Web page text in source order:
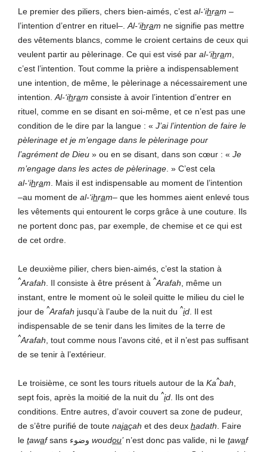
Le premier des piliers, chers bien-aimés, c’est al-‘ihram –
l’intention d’entrer en rituel–. Al-‘ihram ne signifie pas mettre
des vêtements blancs, comme le croient certains de ceux qui
veulent partir au pèlerinage. Ce qui est visé par al-‘ihram
c’est l’intention. Tout comme la prière a indispensablement
une intention, de même, le pèlerinage a nécessairement une
intention. Al-‘ihram consiste à avoir l’intention d’entrer en
rituel, comme en se disant en soi-même, et ce n’est pas une
condition de le dire par la langue : « J’ai l’intention de faire le
pèlerinage et je m’engage dans le pèlerinage pour
l’agrément de Dieu » ou en se disant, dans son cœur : « Je
m’engage dans les actes de pèlerinage . » C’est cela
al-‘ihram . Mais il est indispensable au moment de l’intention
–au moment de al-‘ihram– que les hommes aient enlevé tous
les vêtements qui entourent le corps grâce à une couture. Ils
ne portent donc pas, par exemple, de chemise et ce qui est
de cet ordre.
Le deuxième pilier, chers bien-aimés, c’est la station à
^Arafah . Il consiste à être présent à ^Arafah , même un
instant, entre le moment où le soleil quitte le milieu du ciel le
jour de ^Arafah jusqu’à l’aube de la nuit du ^id . Il est
indispensable de se tenir dans les limites de la terre de
^Arafah , tout comme nous l’avons cité, et il n’est pas suffisant
de se tenir à l’extérieur.
Le troisième, ce sont les tours rituels autour de la Ka^bah
sept fois, après la moitié de la nuit du ^id . Ils ont des
conditions. Entre autres, d’avoir couvert sa zone de pudeur,
de s’être purifié de toute najaçah et des deux hadath . Faire
le tawaf woudou’n’est donc pas valide, ni le tawaf